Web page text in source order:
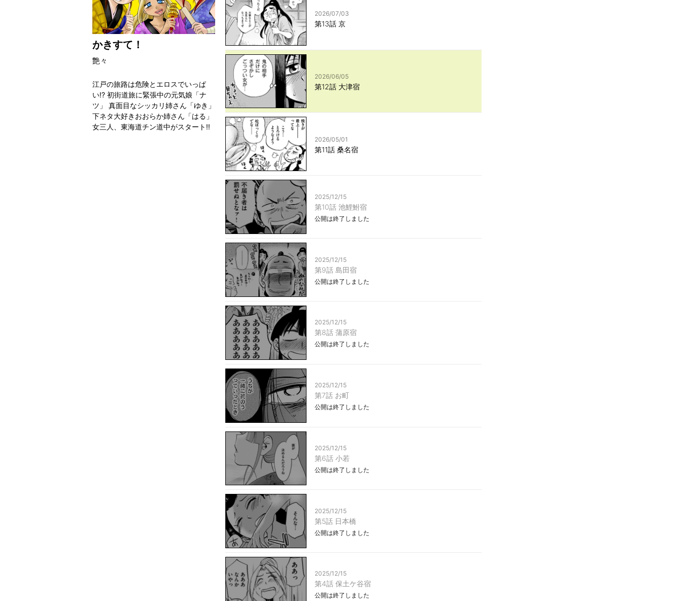
かきすて！
艶々
江戸の旅路は危険とエロスでいっぱ
い!? 初街道旅に緊張中の元気娘「ナ
ツ」 真面目なシッカリ姉さん「ゆき」
下ネタ大好きおおらか姉さん「はる」
女三人、東海道チン道中がスタート!!
2026/07/03
第13話 京
2026/06/05
第12話 大津宿
2026/05/01
第11話 桑名宿
2025/12/15
第10話 池鯉鮒宿
公開は終了しました
2025/12/15
第9話 島田宿
公開は終了しました
2025/12/15
第8話 蒲原宿
公開は終了しました
2025/12/15
第7話 お町
公開は終了しました
2025/12/15
第6話 小若
公開は終了しました
2025/12/15
第5話 日本橋
公開は終了しました
2025/12/15
第4話 保土ケ谷宿
公開は終了しました